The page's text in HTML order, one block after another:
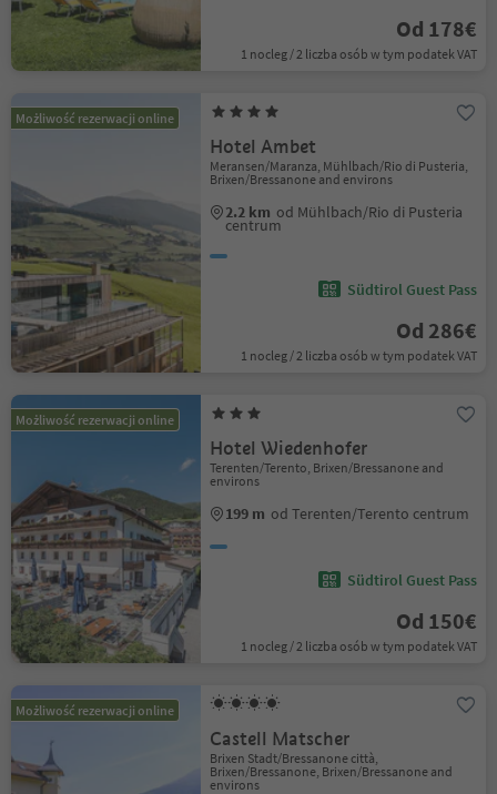
Od 178€
1 nocleg / 2 liczba osób w tym podatek VAT
Możliwość rezerwacji online
Hotel Ambet
Meransen/Maranza, Mühlbach/Rio di Pusteria,
Brixen/Bressanone and environs
2.2 km od Mühlbach/Rio di Pusteria
centrum
Südtirol Guest Pass
Od 286€
1 nocleg / 2 liczba osób w tym podatek VAT
Możliwość rezerwacji online
Hotel Wiedenhofer
Terenten/Terento, Brixen/Bressanone and
environs
199 m od Terenten/Terento centrum
Südtirol Guest Pass
Od 150€
1 nocleg / 2 liczba osób w tym podatek VAT
Możliwość rezerwacji online
Castell Matscher
Brixen Stadt/Bressanone città,
Brixen/Bressanone, Brixen/Bressanone and
environs